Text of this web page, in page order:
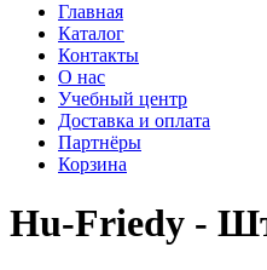
Главная
Каталог
Контакты
О нас
Учебный центр
Доставка и оплата
Партнёры
Корзина
Hu-Friedy -